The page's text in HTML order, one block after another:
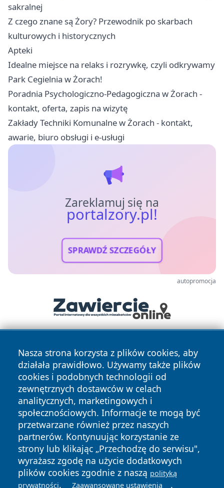
sakralnej
Z czego znane są Żory? Przewodnik po skarbach
kulturowych i historycznych
Apteki
Idealne miejsce na relaks i rozrywkę, czyli odkrywamy
Park Cegielnia w Żorach!
Poradnia Psychologiczno-Pedagogiczna w Żorach -
kontakt, oferta, zapis na wizytę
Zakłady Techniki Komunalne w Żorach - kontakt,
awarie, biuro obsługi i e-usługi
Zareklamuj się na
portalzory.pl!
SPRAWDŹ SZCZEGÓŁY
autopromocja
Nasza strona korzysta z plików cookies, aby
działała prawidłowo. Używamy także plików
cookies i podobnych technologii od
zewnętrznych dostawców w celach
analitycznych, marketingowych i
społecznościowych. Informacje te mogą być
przetwarzane również przez naszych
partnerów. Kontynuując korzystanie ze
strony lub klikając „Przechodzę do serwisu",
wyrażasz zgodę na użycie dodatkowych
plików cookies zgodnie z naszą polityką
prywatności. Zaawansowane ustawienia .
Copyright © 2026 portalzory.pl Wszystkie prawa zastrzeżone.
News Autorzy
Polityka
Prywatności
Polityka
Cookies